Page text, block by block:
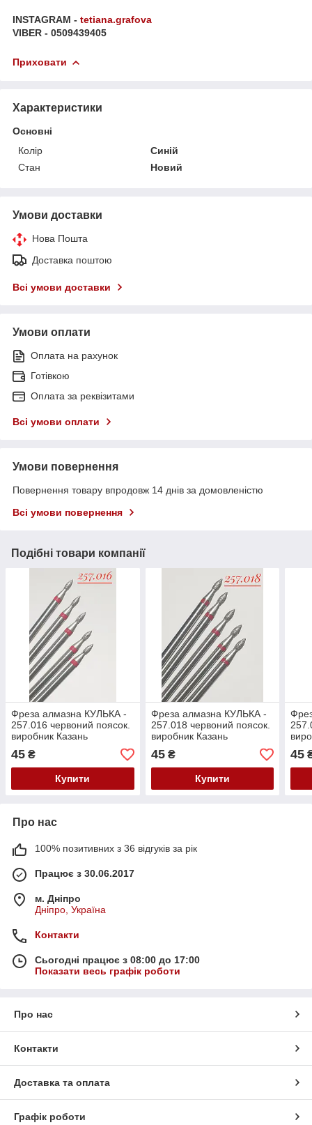
INSTAGRAM - tetiana.grafova
VIBER - 0509439405
Приховати
Характеристики
Основні
Колір
Синій
Стан
Новий
Умови доставки
Нова Пошта
Доставка поштою
Всі умови доставки
Умови оплати
Оплата на рахунок
Готівкою
Оплата за реквізитами
Всі умови оплати
Умови повернення
Повернення товару впродовж 14 днів за домовленістю
Всі умови повернення
Подібні товари компанії
Фреза алмазна КУЛЬКА -
257.016 червоний поясок.
виробник Казань
(104.257.514.016)
Залишок
45 ₴
Купити
Фреза алмазна КУЛЬКА -
257.018 червоний поясок.
виробник Казань
(104.257.514.018)
Залишок
45₴
Купити
45
Про нас
100% позитивних з 36 відгуків за рік
Працює з 30.06.2017
м. Дніпро
Дніпро, Україна
Контакти
Сьогодні працює з 08:00 до 17:00
Показати весь графік роботи
Про нас
Контакти
Доставка та оплата
Графік роботи